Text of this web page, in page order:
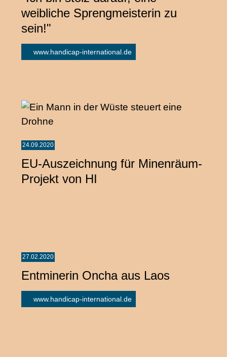
weibliche Sprengmeisterin zu
sein!"
www.handicap-international.de
24.09.2020
EU-Auszeichnung für Minenräum-
Projekt von HI
27.02.2020
Entminerin Oncha aus Laos
www.handicap-international.de